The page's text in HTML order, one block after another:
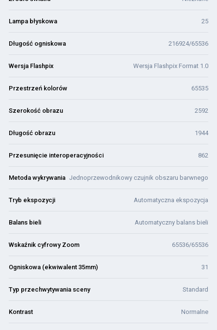
Lampa błyskowa 25
Długość ogniskowa 216924/65536
Wersja Flashpix Wersja Flashpix Format 1.0
Przestrzeń kolorów 65535
Szerokość obrazu 2592
Długość obrazu 1944
Przesunięcie interoperacyjności 862
Metoda wykrywania Jednoprzewodnikowy czujnik obszaru barwnego
Tryb ekspozycji Automatyczna ekspozycja
Balans bieli Automatyczny balans bieli
Wskaźnik cyfrowy Zoom 65536/65536
Ogniskowa (ekwiwalent 35mm) 31
Typ przechwytywania sceny Standard
Kontrast Normalne